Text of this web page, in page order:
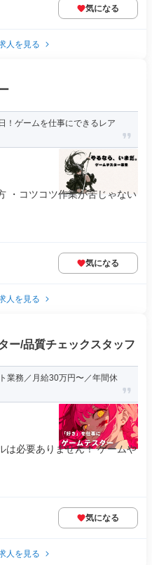
気になる
人を見る
！ゲームを仕事にできるレア
・コツコツ作業が苦じゃない
気になる
人を見る
ー/品質チェックスタッフ
業務／月給30万円〜／年間休
は必要ありません！ ゲームや
気になる
人を見る